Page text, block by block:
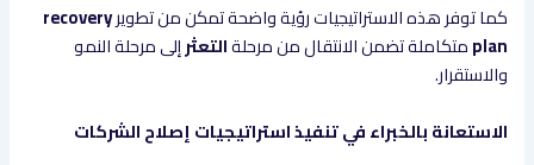
كما توفر هذه الاستراتيجيات رؤية واضحة تمكن من تطويرrecovery
planمتكاملة تضمن الانتقال من مرحلةالتعثرإلى مرحلة النمو
والاستقرار.
الاستعانة بالخبراء في تنفيذ استراتيجيات إصلاح الشركات